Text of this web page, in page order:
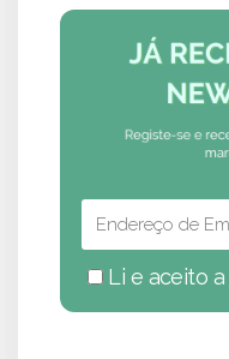
Li e aceito a